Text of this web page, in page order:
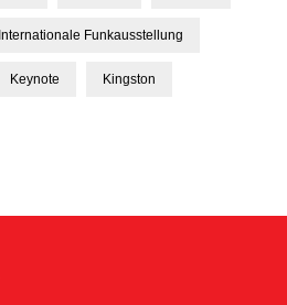
Internationale Funkausstellung
Keynote Kingston